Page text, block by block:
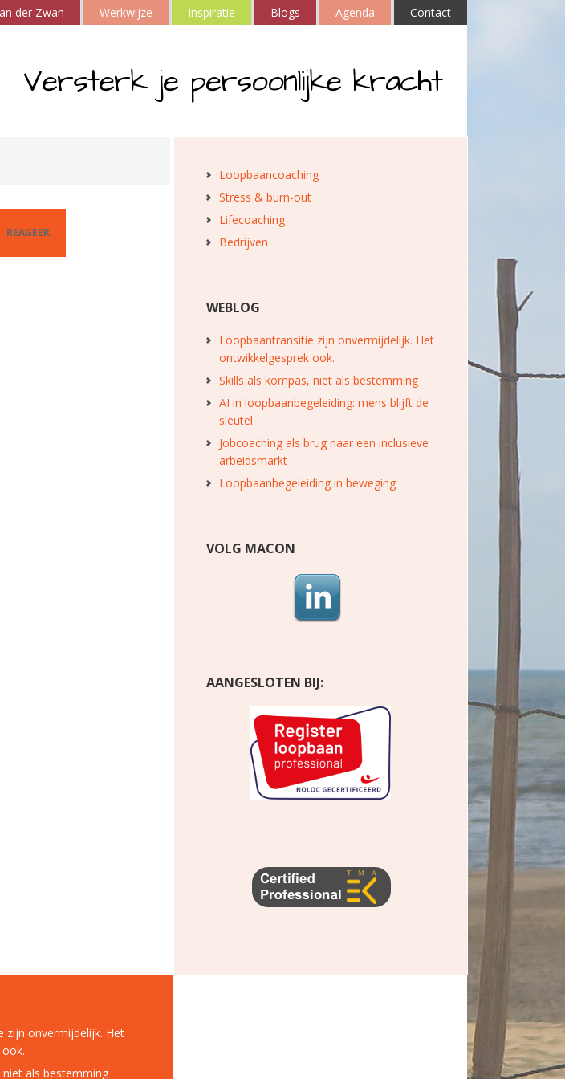
der Zwan Werkwijze Inspiratie Blogs Agenda Contact
Versterk je persoonlijke kracht
REAGEER
Loopbaancoaching
Stress & burn-out
Lifecoaching
Bedrijven
WEBLOG
Loopbaantransitie zijn onvermijdelijk. Het
ontwikkelgesprek ook.
Skills als kompas, niet als bestemming
AI in loopbaanbegeleiding: mens blijft de
sleutel
Jobcoaching als brug naar een inclusieve
arbeidsmarkt
Loopbaanbegeleiding in beweging
VOLG MACON
AANGESLOTEN BIJ:
zijn onvermijdelijk. Het
niet als bestemming